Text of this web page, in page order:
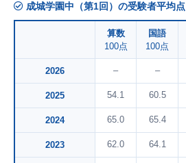
成城学園中（第1回）の受験者平均点
算数
100点
国語
100点
2026 – –
2025 54.1 60.5
2024 65.0 65.4
2023 62.0 64.1